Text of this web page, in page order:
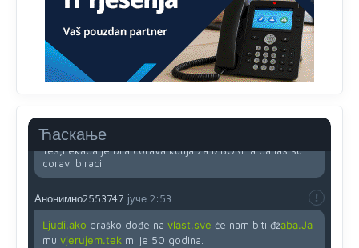
Ћаскање
zahtjeva optičkih skenera.
Анонимно2818605 јуче 11:45
Ovo pravilo jeste unijelo opravdan strah, posebno kada
su u pitanju starije osobe, osobe sa slabijim vidom ili
Yes,nekada je bila corava kutija za IZBORE a danas su
coravi biraci.
Анонимно2553747 јуче 2:53
Ljudi.ako draško dođe na vlast.sve će nam biti đžaba.Ja
mu vjerujem.tekmi je 50 godina.